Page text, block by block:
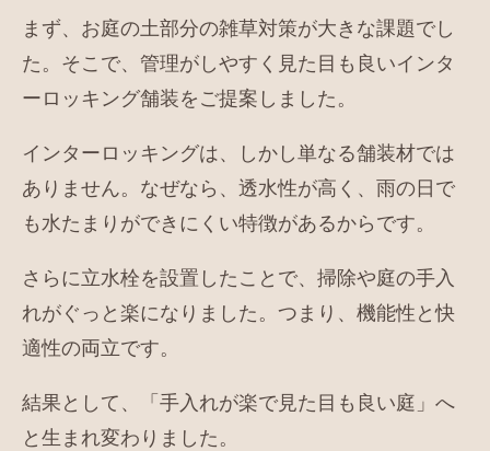
まず、お庭の土部分の雑草対策が大きな課題でし
た。そこで、管理がしやすく見た目も良いインタ
ーロッキング舗装をご提案しました。
インターロッキングは、しかし単なる舗装材では
ありません。なぜなら、透水性が高く、雨の日で
も水たまりができにくい特徴があるからです。
さらに立水栓を設置したことで、掃除や庭の手入
れがぐっと楽になりました。つまり、機能性と快
適性の両立です。
結果として、「手入れが楽で見た目も良い庭」へ
と生まれ変わりました。